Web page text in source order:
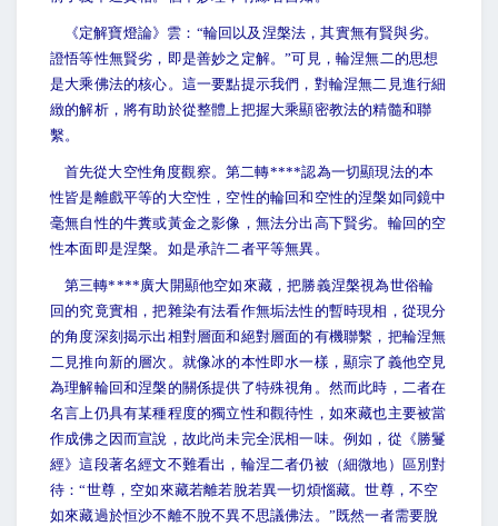
《定解寶燈論》雲：“輪回以及涅槃法，其實無有賢與劣。
證悟等性無賢劣，即是善妙之定解。”可見，輪涅無二的思想
是大乘佛法的核心。這一要點提示我們，對輪涅無二見進行細
緻的解析，將有助於從整體上把握大乘顯密教法的精髓和聯
繫。
首先從大空性角度觀察。第二轉****認為一切顯現法的本
性皆是離戲平等的大空性，空性的輪回和空性的涅槃如同鏡中
毫無自性的牛糞或黃金之影像，無法分出高下賢劣。輪回的空
性本面即是涅槃。如是承許二者平等無異。
第三轉****廣大開顯他空如來藏，把勝義涅槃視為世俗輪
回的究竟實相，把雜染有法看作無垢法性的暫時現相，從現分
的角度深刻揭示出相對層面和絕對層面的有機聯繫，把輪涅無
二見推向新的層次。就像冰的本性即水一樣，顯宗了義他空見
為理解輪回和涅槃的關係提供了特殊視角。然而此時，二者在
名言上仍具有某種程度的獨立性和觀待性，如來藏也主要被當
作成佛之因而宣說，故此尚未完全泯相一味。例如，從《勝鬘
經》這段著名經文不難看出，輪涅二者仍被（細微地）區別對
待：“世尊，空如來藏若離若脫若異一切煩惱藏。世尊，不空
如來藏過於恒沙不離不脫不異不思議佛法。”既然一者需要脫